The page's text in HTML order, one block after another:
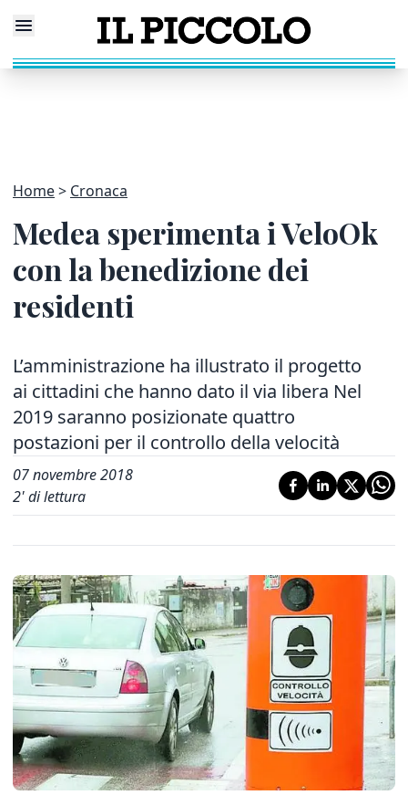
Home Cronaca
Medea sperimenta i VeloOk
con la benedizione dei
residenti
L’amministrazione ha illustrato il progetto
ai cittadini che hanno dato il via libera Nel
2019 saranno posizionate quattro
postazioni per il controllo della velocità
07 novembre 2018
2' di lettura